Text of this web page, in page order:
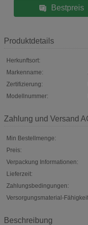
Bestpreis
Produktdetails
Herkunftsort:
Markenname:
Zertifizierung:
Modellnummer:
Zahlung und Versand
Min Bestellmenge:
Preis:
Verpackung Informationen:
Lieferzeit:
Zahlungsbedingungen:
Versorgungsmaterial-
Beschreibung